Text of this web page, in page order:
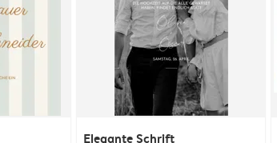
Elegante Schrift